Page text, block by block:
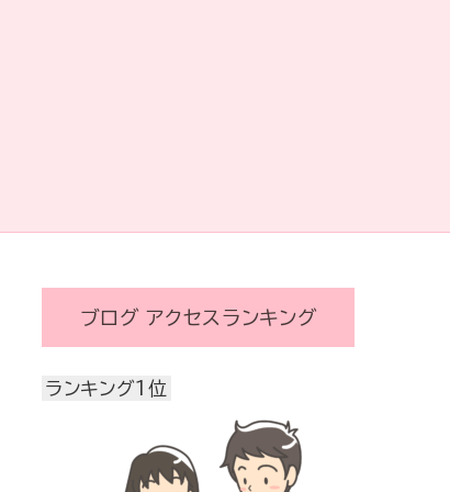
ブログ アクセスランキング
ランキング1位